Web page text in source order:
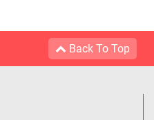
Back To Top